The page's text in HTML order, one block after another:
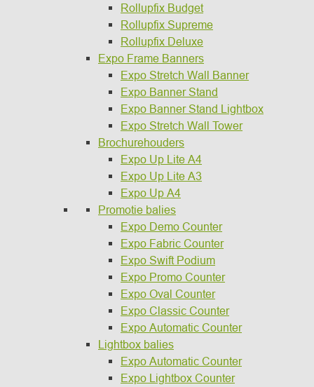
Rollupfix Budget
Rollupfix Supreme
Rollupfix Deluxe
Expo Frame Banners
Expo Stretch Wall Banner
Expo Banner Stand
Expo Banner Stand Lightbox
Expo Stretch Wall Tower
Brochurehouders
Expo Up Lite A4
Expo Up Lite A3
Expo Up A4
Promotie balies
Expo Demo Counter
Expo Fabric Counter
Expo Swift Podium
Expo Promo Counter
Expo Oval Counter
Expo Classic Counter
Expo Automatic Counter
Lightbox balies
Expo Automatic Counter
Expo Lightbox Counter